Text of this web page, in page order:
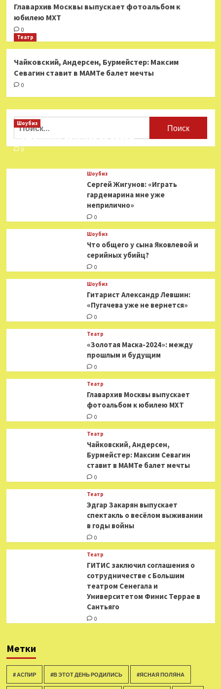
​​Главархив Москвы выпускает фотоальбом к
юбилею МХТ
0
Театр
​​Чайковский, Андерсен, Бурмейстер: Максим
Севагин ставит в МАМТе балет мечты
0
Найти:
Шоубиз
Мошенники взялись за звезд
0
Шоубиз
Сергей Жигунов: «Играть
гардемарина мне уже
неприлично»
0
Шоубиз
Что общего у сына Яковлевой и
серийных убийц?
0
Шоубиз
Гитарист Александр Левшин:
«Пугачева уже не вернется»
0
Театр
«Золотая Маска-2024»: между
прошлым и будущим
0
Театр
​​Главархив Москвы выпускает
фотоальбом к юбилею МХТ
0
Театр
​​Чайковский, Андерсен,
Бурмейстер: Максим Севагин
ставит в МАМТе балет мечты
0
Театр
Эдгар Закарян выпускает
спектакль о весёлом выживании
в годы войны
0
Театр
ГИТИС заключил соглашения о
сотрудничестве с Большим
театром Сенегала и
Университетом Финис Террае в
Сантьяго
0
Метки
# АСПИР #В ЭТОТ ДЕНЬ РОДИЛИСЬ #ЯСНАЯ ПОЛЯНА